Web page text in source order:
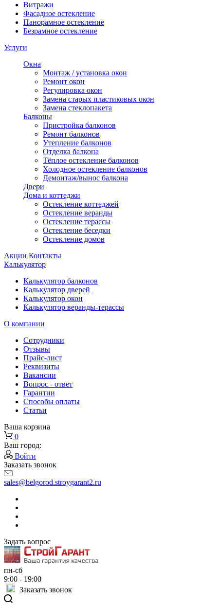
Витражи
Фасадное остекление
Панорамное остекление
Безрамное остекление
Услуги
Окна
Монтаж / установка окон
Ремонт окон
Регулировка окон
Замена старых пластиковых окон
Замена стеклопакета
Балконы
Пристройка балконов
Ремонт балконов
Утепление балконов
Отделка балкона
Тёплое остекление балконов
Холодное остекление балконов
Демонтаж/вынос балкона
Двери
Дома и коттеджи
Остекление коттеджей
Остекление веранды
Остекление терассы
Остекление беседки
Остекление домов
Акции Контакты
Калькулятор
Калькулятор балконов
Калькулятор дверей
Калькулятор окон
Калькулятор веранды-терассы
О компании
Сотрудники
Отзывы
Прайс-лист
Реквизиты
Вакансии
Вопрос - ответ
Гарантии
Способы оплаты
Статьи
Ваша корзина
0
Ваш город:
Войти
Заказать звонок
sales@belgorod.stroygarant2.ru
Задать вопрос
пн-сб
9:00 - 19:00
Заказать звонок